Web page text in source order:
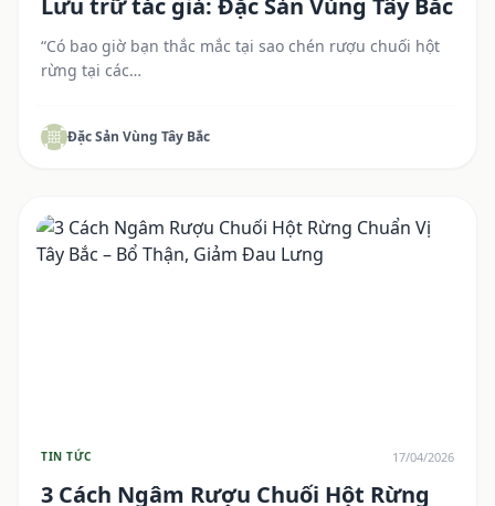
“Có bao giờ bạn thắc mắc tại sao chén rượu chuối hột
rừng tại các…
Đặc Sản Vùng Tây Bắc
TIN TỨC 17/04/2026
3 Cách Ngâm Rượu Chuối Hột Rừng